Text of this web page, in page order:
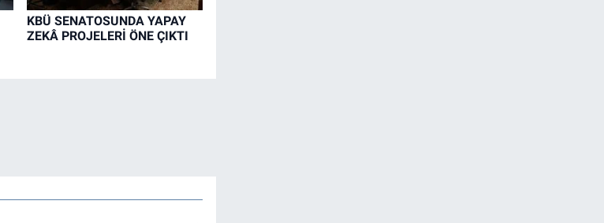
KBÜ SENATOSUNDA YAPAY
ZEKÂ PROJELERİ ÖNE ÇIKTI